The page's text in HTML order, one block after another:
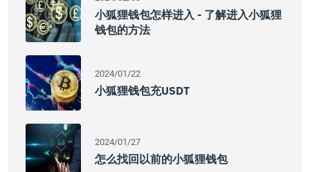
小狐狸钱包怎样进入 - 了解进入小狐狸
钱包的方法
2024/01/22
小狐狸钱包充USDT
2024/01/27
怎么找回以前的小狐狸钱包